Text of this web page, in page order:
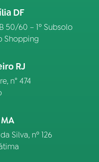
DF
50/60 – 1º Subsolo
Shopping
RJ
n° 474
Silva, nº 126